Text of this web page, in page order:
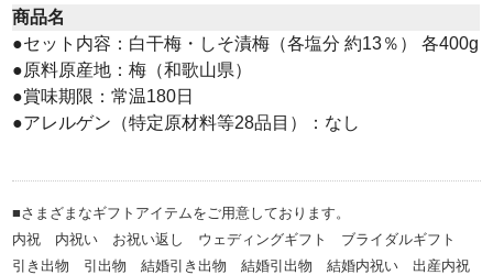
商品名
●セット内容：白干梅・しそ漬梅（各塩分 約13％） 各400g
●原料原産地：梅（和歌山県）
●賞味期限：常温180日
●アレルゲン（特定原材料等28品目）：なし
■さまざまなギフトアイテムをご用意しております。
内祝 内祝い お祝い返し ウェディングギフト ブライダルギフト
引き出物 引出物 結婚引き出物 結婚引出物 結婚内祝い 出産内祝